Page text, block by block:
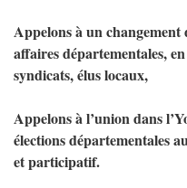
Appelons à un changement
affaires départementales,
syndicats, élus locaux,
Appelons à l’union dans
élections départementales
et participatif.